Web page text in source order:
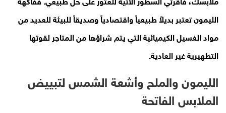
الليمون تعتبر بديلاً طبيعياً واقتصادياً وصديقاً للبيئة للعديد من
مواد الغسيل الكيميائية التي يتم شراؤها من المتاجر لقوتها
التطهيرية غير العادية.
الليمون والملح وأشعة الشمس لتبييض
الملابس الفاتحة